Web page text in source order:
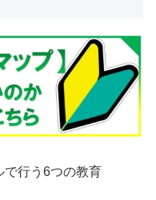
で行う6つの教育